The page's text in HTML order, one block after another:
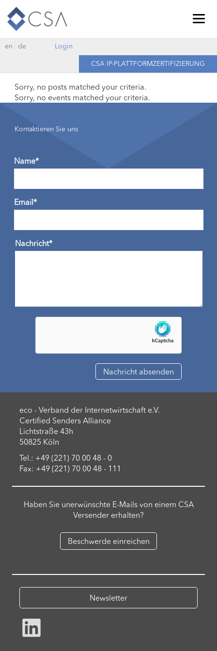
en de
Login
CSA IP-PLATTFORMZERTIFIZIERUNG
Sorry, no posts matched your criteria.
Sorry, no events matched your criteria.
Kontaktieren Sie uns
Name*
Email*
Nachricht*
eco - Verband der Internetwirtschaft e.V.
Certified Senders Alliance
Lichtstraße 43h
50825 Köln
Tel.: +49 (221) 70 00 48 - 0
Fax: +49 (221) 70 00 48 - 111
Haben Sie unerwünschte E-Mails von einem CSA
Versender erhalten?
Beschwerde einreichen
Newsletter